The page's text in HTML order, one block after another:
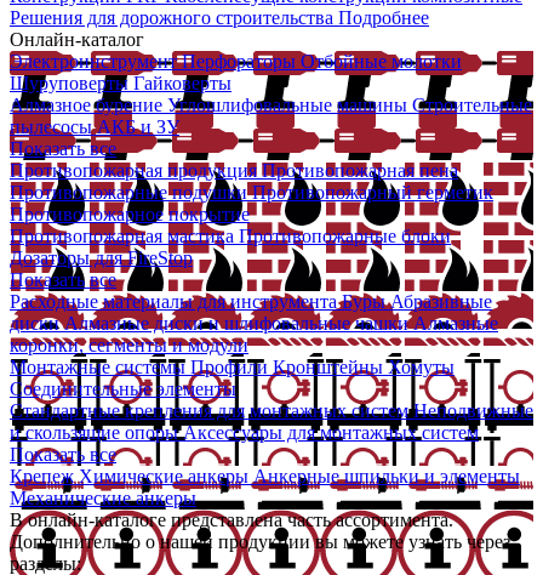
Решения для дорожного строительства Подробнее
Онлайн-каталог
ЭлектроинструментПерфораторы Отбойные молотки
Шуруповерты Гайковерты
Алмазное бурение Углошлифовальные машины Строительные
пылесосыАКБ и ЗУ
Показать все
Противопожарная продукция Противопожарная пена
Противопожарные подушкиПротивопожарный герметик
Противопожарное покрытие
Противопожарная мастика Противопожарные блоки
Дозаторы для FireStop
Показать все
Расходные материалы для инструментаБурыАбразивные
дискиАлмазные диски и шлифовальные чашкиАлмазные
коронки, сегменты и модули
Монтажные системы Профили КронштейныХомуты
Соединительные элементы
Стандартные крепления для монтажных системНеподвижные
и скользящие опорыАксессуары для монтажных систем
Показать все
КрепежХимические анкеры Анкерные шпильки и элементы
Механические анкеры
В онлайн-каталоге представлена часть ассортимента.
Дополнительно о нашей продукции вы можете узнать через
разделы: